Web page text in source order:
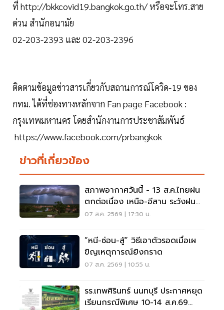
ที่ http://bkkcovid19.bangkok.go.th/ หรือจะโทร.สาย
ด่วน สำนักอนามัย
02-203-2393 และ 02-203-2396
ติดตามข้อมูลข่าวสารเกี่ยวกับสถานการณ์โควิด-19 ของ
กทม. ได้ที่ช่องทางหลักจาก Fan page Facebook :
กรุงเทพมหานคร โดยสำนักงานการประชาสัมพันธ์
https://www.facebook.com/prbangkok
ข่าวที่เกี่ยวข้อง
สภาพอากาศวันนี้ - 13 ส.ค.ไทยฝน
ตกต่อเนื่อง เหนือ-อีสาน ระวังฝน
ตกหนักมากบางแห่ง
07 ส.ค. 2569 | 17:30 น.
“หนี-ซ่อน-สู้” วิธีเอาตัวรอดเมื่อเผ
ขิญเหตุการณ์ยิงกราด
07 ส.ค. 2569 | 10:55 น.
รร.เทพศิรินทร์ นนทบุรี ประกาศหยุด
เรียนกรณีพิเศษ 10-14 ส.ค.69